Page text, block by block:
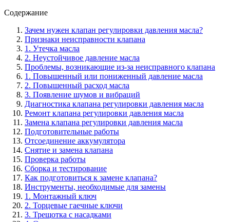
Содержание
Зачем нужен клапан регулировки давления масла?
Признаки неисправности клапана
1. Утечка масла
2. Неустойчивое давление масла
Проблемы, возникающие из-за неисправного клапана
1. Повышенный или пониженный давление масла
2. Повышенный расход масла
3. Появление шумов и вибраций
Диагностика клапана регулировки давления масла
Ремонт клапана регулировки давления масла
Замена клапана регулировки давления масла
Подготовительные работы
Отсоединение аккумулятора
Снятие и замена клапана
Проверка работы
Сборка и тестирование
Как подготовиться к замене клапана?
Инструменты, необходимые для замены
1. Монтажный ключ
2. Торцевые гаечные ключи
3. Трещотка с насадками